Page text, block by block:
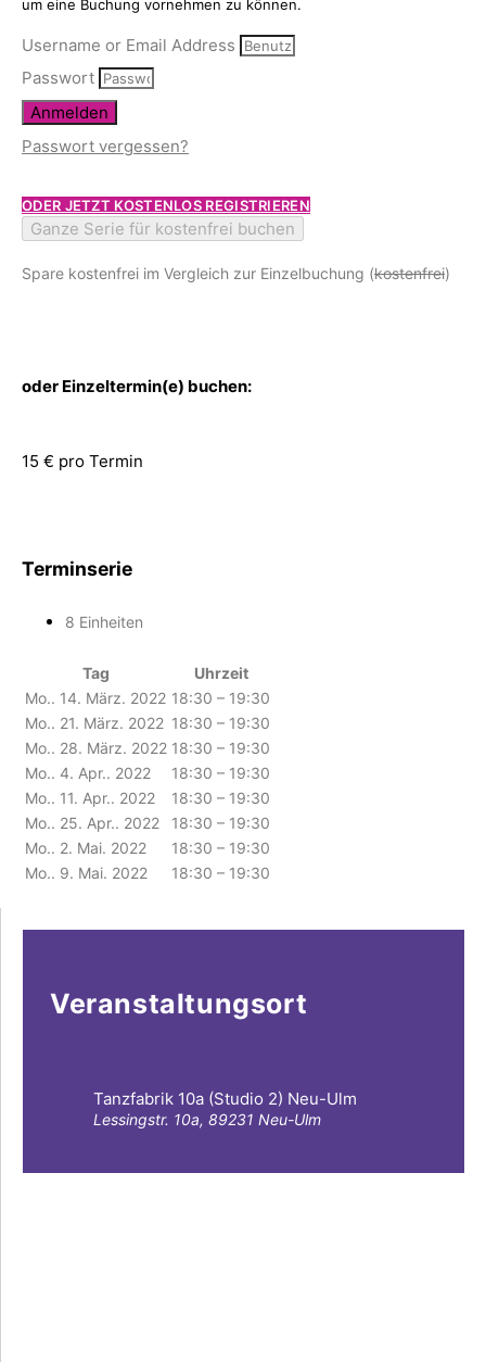
um eine Buchung vornehmen zu können.
Username or Email Address
Passwort
Anmelden
Passwort vergessen?
ODER JETZT KOSTENLOS REGISTRIEREN
Ganze Serie für kostenfrei buchen
Spare kostenfrei im Vergleich zur Einzelbuchung (kostenfrei)
oder Einzeltermin(e) buchen:
15 € pro Termin
Terminserie
8 Einheiten
Tag
Uhrzeit
Mo.. 14. März. 2022 18:30 – 19:30
Mo.. 21. März. 2022 18:30 – 19:30
Mo.. 28. März. 2022 18:30 – 19:30
Mo.. 4. Apr.. 2022
18:30 – 19:30
Mo.. 11. Apr.. 2022
18:30 – 19:30
Mo.. 25. Apr.. 2022
18:30 – 19:30
Mo.. 2. Mai. 2022
18:30 – 19:30
Mo.. 9. Mai. 2022
18:30 – 19:30
Veranstaltungsort
Tanzfabrik 10a (Studio 2) Neu-Ulm
Lessingstr. 10a, 89231 Neu-Ulm